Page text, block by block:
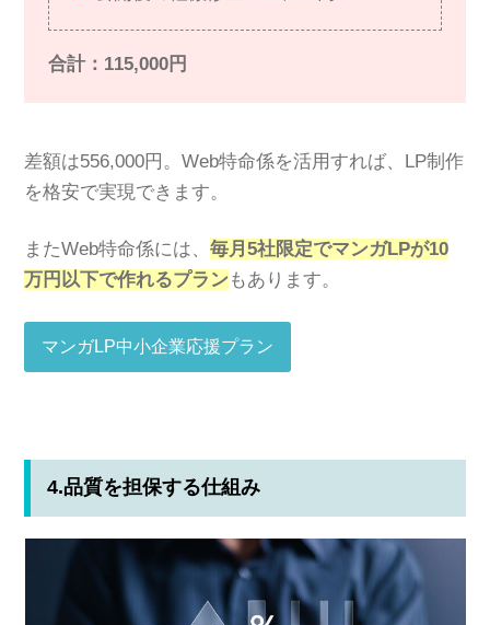
合計：115,000円
差額は556,000円。Web特命係を活用すれば、LP制作
を格安で実現できます。
またWeb特命係には、毎月5社限定でマンガLPが10
万円以下で作れるプランもあります。
マンガLP中小企業応援プラン
4.品質を担保する仕組み